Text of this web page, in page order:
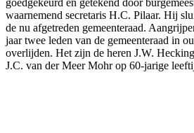
goedgekeurd en getekend door
waarnemend secretaris H.C. Pilaar. Hij
de nu afgetreden gemeenteraad.
jaar twee leden van de gemeenteraad in
overlijden. Het zijn de heren J.W.
J.C. van der Meer Mohr op 60-jarige